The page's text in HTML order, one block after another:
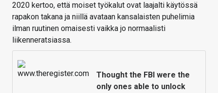
2020 kertoo, että moiset työkalut ovat laajalti käytössä
rapakon takana ja niillä avataan kansalaisten puhelimia
ilman ruutinen omaisesti vaikka jo normaalisti
liikenneratsiassa.
Thought the FBI were the
only ones able to unlock